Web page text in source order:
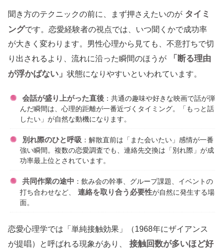
聞き方のテクニックの前に、まず押さえたいのが タイミ
ングです。恋愛経験者の視点では、いつ聞くかで成功率
が大きく変わります。男性心理から見ても、不意打ちで切
り出されるより、流れに沿った瞬間のほうが
「断る理由
が浮かばない」 状態になりやすいといわれています。
会話が盛り上がった直後：共通の趣味や好きな映画で話が弾
んだ瞬間は、心理的距離が一番近づくタイミング。「もっと話
したい」が自然な動機になります。
別れ際のひと呼吸 ：解散直前は「また会いたい」感情が一番
強い瞬間。複数の恋愛調査でも、連絡先交換は「別れ際」が成
功率最上位とされています。
共同作業の途中 ：飲み会の幹事、グループ課題、イベントの
打ち合わせなど、
連絡を取り合う必要性が自然に発生する場
面。
恋愛心理学では「単純接触効果」（1968年にザイアンス
が提唱）と呼ばれる現象があり、
接触回数が多いほど好